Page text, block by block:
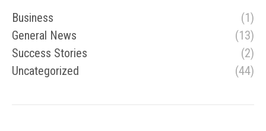
Business
(1)
General News
(13)
Success Stories
(2)
Uncategorized
(44)